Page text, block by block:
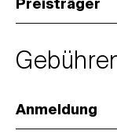
Preisträger
Anmeldung